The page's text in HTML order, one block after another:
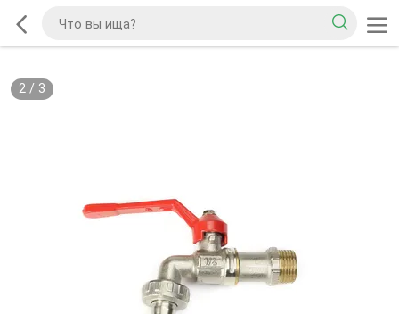
2/ 3